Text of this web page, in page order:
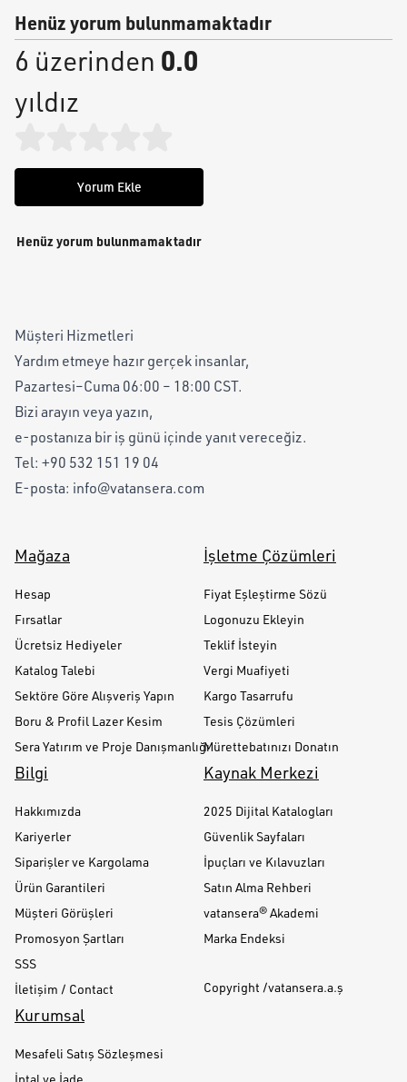
Henüz yorum bulunmamaktadır
6 üzerinden 0.0
yıldız
Yorum Ekle
Henüz yorum bulunmamaktadır
Müşteri Hizmetleri
Yardım etmeye hazır gerçek insanlar,
Pazartesi–Cuma 06:00 – 18:00 CST.
Bizi arayın veya yazın,
e-postanıza bir iş günü içinde yanıt vereceğiz.
Tel: +90 532 151 19 04
E-posta: info@vatansera.com
Mağaza
Hesap
Fırsatlar
Ücretsiz Hediyeler
Katalog Talebi
Sektöre Göre Alışveriş Yapın
Boru & Profil Lazer Kesim
Sera Yatırım ve Proje Danışmanlığı
İşletme Çözümleri
Fiyat Eşleştirme Sözü
Logonuzu Ekleyin
Teklif İsteyin
Vergi Muafiyeti
Kargo Tasarrufu
Tesis Çözümleri
Mürettebatınızı Donatın
Bilgi
Hakkımızda
Kariyerler
Siparişler ve Kargolama
Ürün Garantileri
Müşteri Görüşleri
Promosyon Şartları
SSS
İletişim / Contact
Kaynak Merkezi
2025 Dijital Katalogları
Güvenlik Sayfaları
İpuçları ve Kılavuzları
Satın Alma Rehberi
vatansera® Akademi
Marka Endeksi
Copyright /vatansera.a.ş
Kurumsal
Mesafeli Satış Sözleşmesi
İptal ve İade